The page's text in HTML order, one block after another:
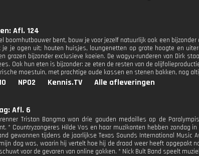
Afl. 124
boomhutbouwer bent, bouw je voor jezelf natuurlijk ook een
je je ogen uit; houten huisjes, loungenetten op grote hoogte en
grazen bijzonder exclusieve koeien. De wagyu-runderen van Dirk
Ook hun eten is bijzonder: ze eten de resten van de
moestuin, met prachtige oude kassen en stenen bakken, nog
NPO2 Kennis.TV Alle afleveringen
Afl. 6
Tristan Bangma won drie gouden medailles op de
* Countryzangeres Hilde Vos en haar muzikanten hebben zondag
gewonnen tijdens de jaarlijkse Texas Sounds International Music
dag was, waarin hij vertelt hoe hij de draad weer heeft opgepakt
voor de gevaren van online gokken. * Nick Bult Band speelt